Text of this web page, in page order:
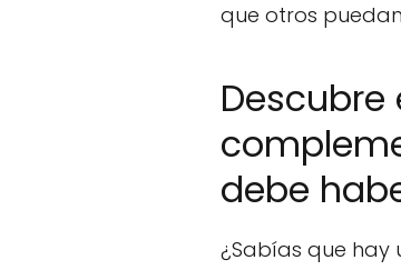
que otros
debe
¿Sabías que hay